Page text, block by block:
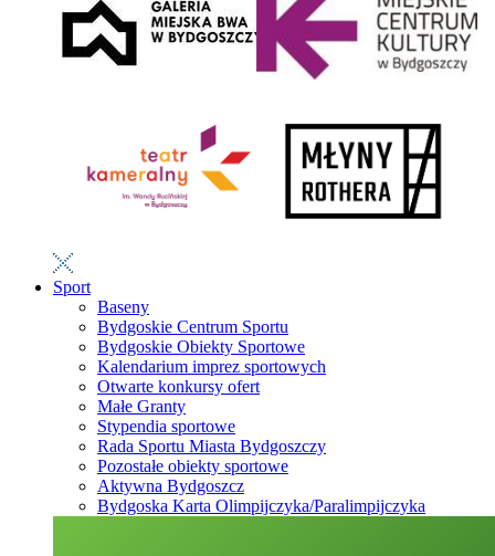
Sport
Baseny
Bydgoskie Centrum Sportu
Bydgoskie Obiekty Sportowe
Kalendarium imprez sportowych
Otwarte konkursy ofert
Małe Granty
Stypendia sportowe
Rada Sportu Miasta Bydgoszczy
Pozostałe obiekty sportowe
Aktywna Bydgoszcz
Bydgoska Karta Olimpijczyka/Paralimpijczyka